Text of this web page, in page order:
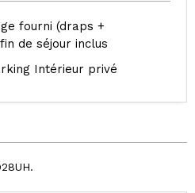
fourni (draps +
de séjour inclus
Intérieur privé